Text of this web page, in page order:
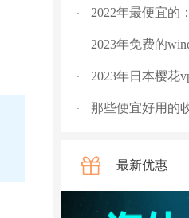
· 2022年最便宜的
· 2023年免费的
· 2023年日本樱花
· 那些便宜好用的
2023年，国外十
rpc服务器不可用
最新优惠